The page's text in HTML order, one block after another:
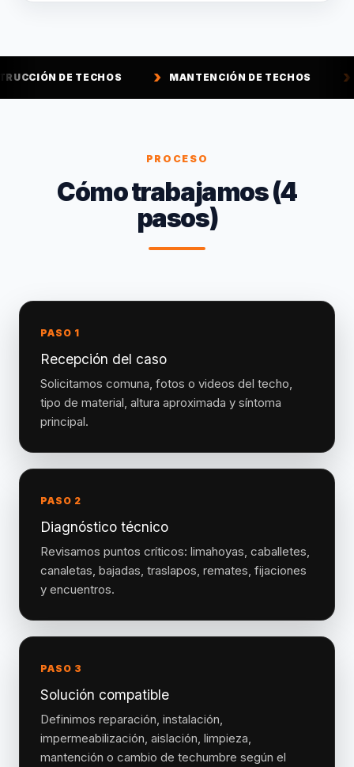
MANTENCIÓN DE TECHOS
PROCESO
Cómo trabajamos (4
pasos)
PASO 1
Recepción del caso
Solicitamos comuna, fotos o videos del techo,
tipo de material, altura aproximada y síntoma
principal.
PASO 2
Diagnóstico técnico
Revisamos puntos críticos: limahoyas, caballetes,
canaletas, bajadas, traslapos, remates, fijaciones
y encuentros.
PASO 3
Solución compatible
Definimos reparación, instalación,
impermeabilización, aislación, limpieza,
mantención o cambio de techumbre según el